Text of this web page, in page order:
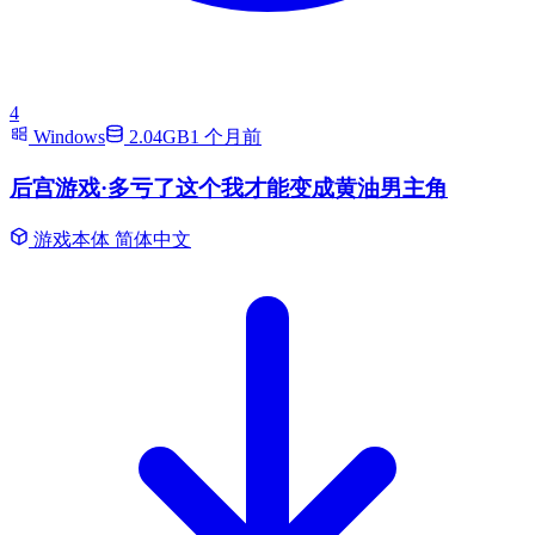
4
Windows
2.04GB1 个月前
后宫游戏·多亏了这个我才能变成黄油男主角
游戏本体 简体中文